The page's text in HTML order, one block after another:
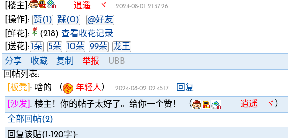
[楼主]:
逍遥 ヾ 2024-08-01 21:37:26
[操作]: 赞(1) 踩(0)
@好友
[鲜花]:
(218) 查看收花记录
[送花]: 1朵 5朵 10朵 99朵
龙王
分享
收藏 复制 举报
UBB
回帖列表:
[板凳] : 啥的 （ 年轻人） 2024-08-02 02:45:17
回复
[沙发] : 楼主！你的帖子太好了。给你一个赞！ （ 逍遥 ヾ ）
全部回帖(2)
回复该贴(1-120字):